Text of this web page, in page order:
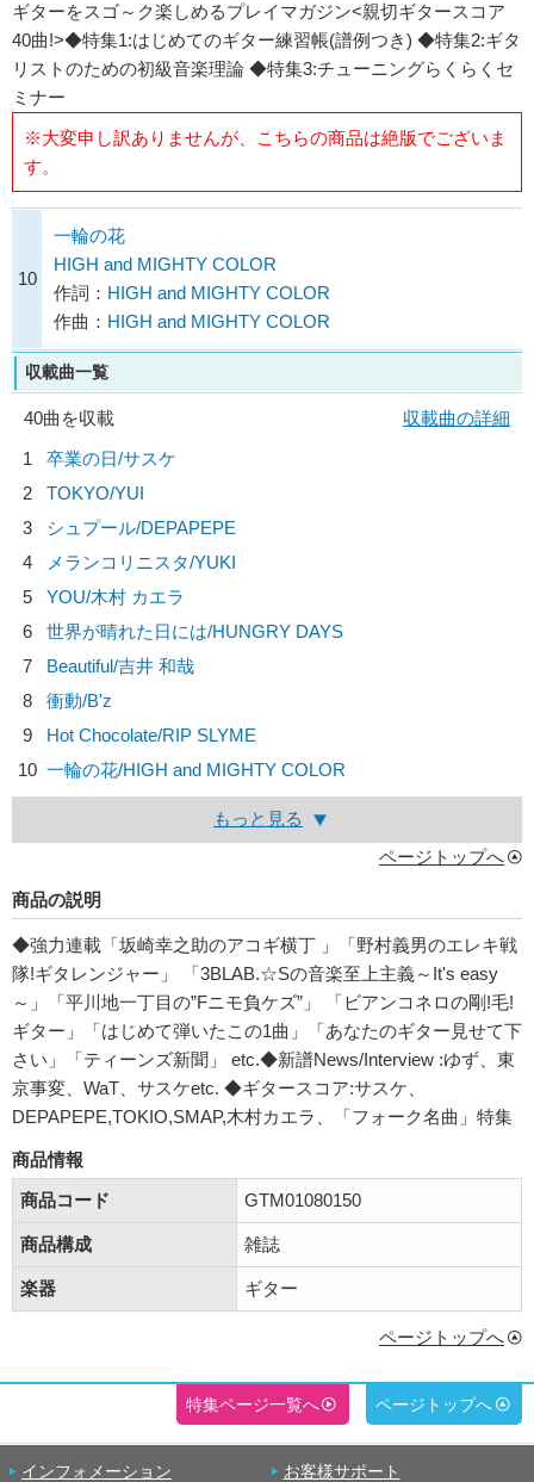
ギターをスゴ～ク楽しめるプレイマガジン<親切ギタースコア
40曲!>◆特集1:はじめてのギター練習帳(譜例つき) ◆特集2:ギタ
リストのための初級音楽理論 ◆特集3:チューニングらくらくセ
ミナー
※大変申し訳ありませんが、こちらの商品は絶版でございま
す。
10
一輪の花
HIGH and MIGHTY COLOR
作詞： HIGH and MIGHTY COLOR
作曲： HIGH and MIGHTY COLOR
収載曲一覧
40曲を収載
収載曲の詳細
1
卒業の日/サスケ
2
TOKYO/YUI
3
シュプール/DEPAPEPE
4
メランコリニスタ/YUKI
5
YOU/木村 カエラ
6
世界が晴れた日には/HUNGRY DAYS
7
Beautiful/吉井 和哉
8
衝動/B'z
9
Hot Chocolate/RIP SLYME
10 一輪の花/HIGH and MIGHTY COLOR
もっと見る
ページトップへ
商品の説明
◆強力連載「坂崎幸之助のアコギ横丁 」「野村義男のエレキ戦
隊!ギタレンジャー」 「3BLAB.☆Sの音楽至上主義～It's easy
～」「平川地一丁目の”Fニモ負ケズ”」 「ビアンコネロの剛!毛!
ギター」「はじめて弾いたこの1曲」「あなたのギター見せて下
さい」「ティーンズ新聞」 etc.◆新譜News/Interview :ゆず、東
京事変、WaT、サスケetc. ◆ギタースコア:サスケ、
DEPAPEPE,TOKIO,SMAP,木村カエラ、「フォーク名曲」特集
商品情報
商品コード
GTM01080150
商品構成 雑誌
楽器 ギター
ページトップへ
特集ページ一覧へ ページトップへ
インフォメーション お客様サポート